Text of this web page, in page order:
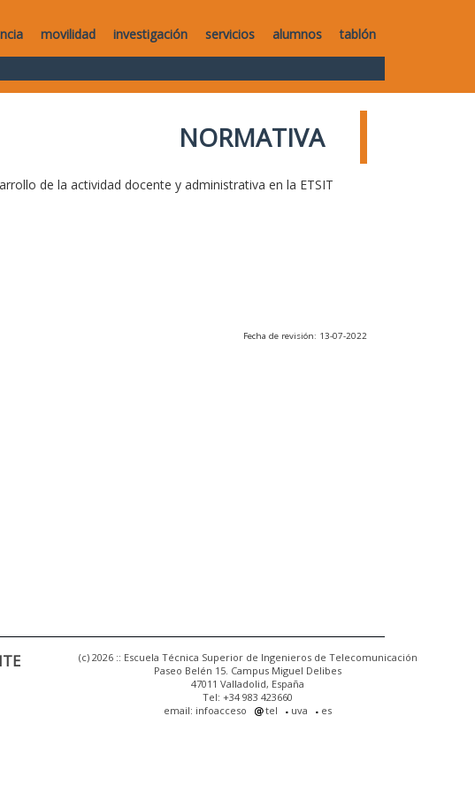
movilidad investigación servicios alumnos tablón
NORMATIVA
de la actividad docente y administrativa en la ETSIT
Fecha de revisión: 13-07-2022
(c) 2026 :: Escuela Técnica Superior de Ingenieros de Telecomunicación
Paseo Belén 15. Campus Miguel Delibes
47011 Valladolid, España
Tel: +34 983 423660
email: infoacceso
tel uva es